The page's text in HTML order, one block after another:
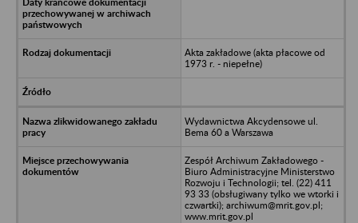
Akta zakładowe (akta płacowe od
1973 r. - niepełne)
Wydawnictwa Akcydensowe ul.
Bema 60 a Warszawa
Zespół Archiwum Zakładowego -
Biuro Administracyjne Ministerstwo
Rozwoju i Technologii; tel. (22) 411
93 33 (obsługiwany tylko we wtorki i
czwartki); archiwum@mrit.gov.pl;
www.mrit.gov.pl